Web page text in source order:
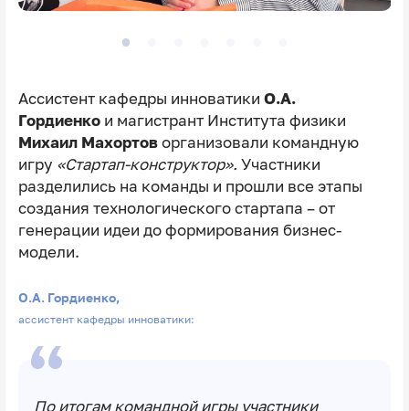
Ассистент кафедры инноватики О.А.
Гордиенко и магистрант Института физики
Михаил Махортов организовали командную
игру «Стартап-конструктор». Участники
разделились на команды и прошли все этапы
создания технологического стартапа – от
генерации идеи до формирования бизнес-
модели.
О.А. Гордиенко,
ассистент кафедры инноватики:
По итогам командной игры участники